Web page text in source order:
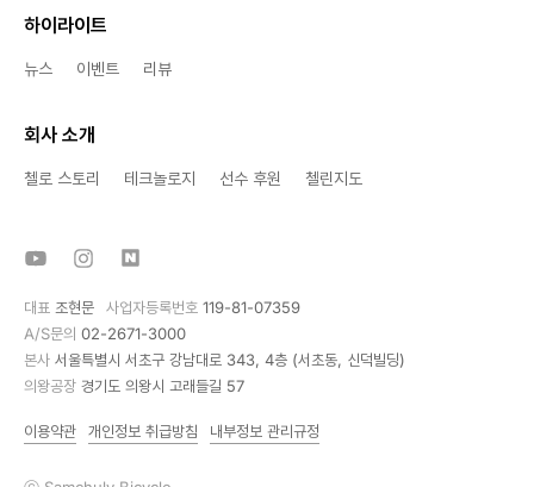
하이라이트
뉴스 이벤트 리뷰
회사 소개
첼로 스토리 테크놀로지 선수 후원 첼린지도
대표 조현문 사업자등록번호 119-81-07359
A/S문의 02-2671-3000
본사 서울특별시 서초구 강남대로 343, 4층 (서초동, 신덕빌딩)
의왕공장 경기도 의왕시 고래들길 57
이용약관 개인정보 취급방침 내부정보 관리규정